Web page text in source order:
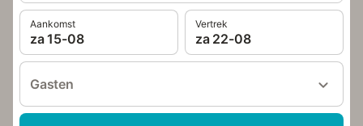
Aankomst
za 15-08
Vertrek
za 22-08
Gasten